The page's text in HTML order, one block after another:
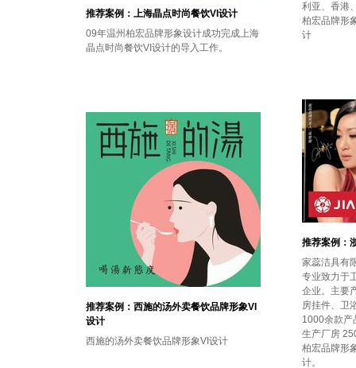
利亚、香港
柏宏品牌形
计
推荐案例：上海晶点时尚餐饮VI设计
09年温州柏宏品牌形象设计成功完成上海
晶点时尚餐饮VI设计的导入工作。
推荐案例：
家蕊洁具有
专业致力于
企业。主要
房挂件、卫
1000余款产
生产厂房
柏宏品牌形
计。
推荐案例：西施的汤外卖餐饮品牌形象VI
设计
西施的汤外卖餐饮品牌形象VI设计